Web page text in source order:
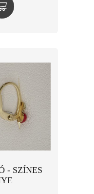
- SZÍNES